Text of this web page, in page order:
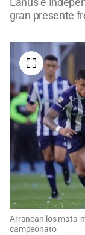
gran presente
Arrancan los mata-
campeonato